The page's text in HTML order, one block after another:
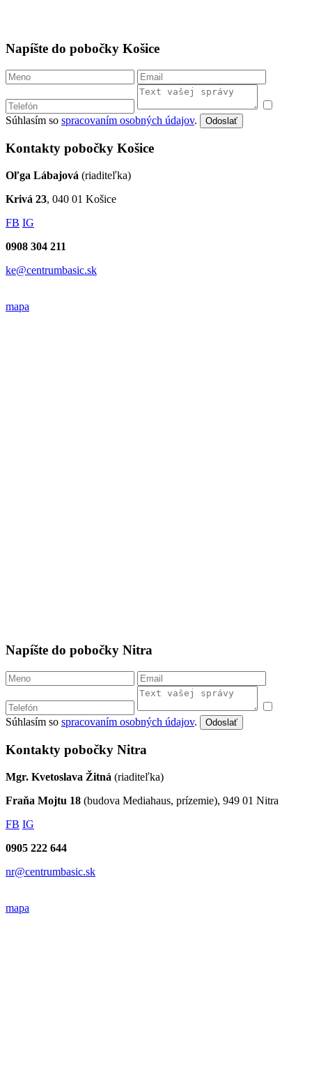
Napíšte do pobočky Košice
Súhlasím so spracovaním osobných údajov. Odoslať
Kontakty pobočky Košice
Oľga Lábajová (riaditeľka)
Krivá 23, 040 01 Košice
FB IG
0908 304 211
ke@centrumbasic.sk
mapa
Napíšte do pobočky Nitra
Súhlasím so spracovaním osobných údajov. Odoslať
Kontakty pobočky Nitra
Mgr. Kvetoslava Žitná (riaditeľka)
Fraňa Mojtu 18 (budova Mediahaus, prízemie), 949 01 Nitra
FB IG
0905 222 644
nr@centrumbasic.sk
mapa